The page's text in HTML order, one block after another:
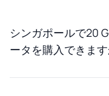
シンガポールで20
ータを購入できます